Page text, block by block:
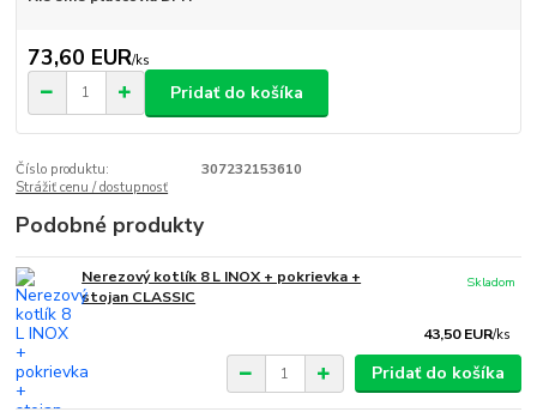
73,60 EUR/ks
Pridať do košíka
Číslo produktu:
307232153610
Strážiť cenu / dostupnosť
Podobné produkty
Nerezový kotlík 8 L INOX + pokrievka +
stojan CLASSIC
43,50 EUR/ks
Skladom
Pridať do košíka